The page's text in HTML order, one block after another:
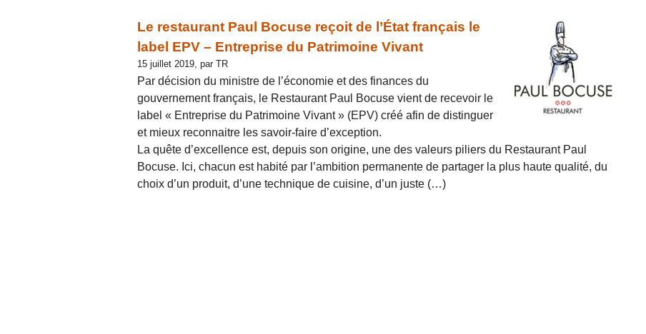
Le restaurant Paul Bocuse reçoit de l’État français le
label EPV – Entreprise du Patrimoine Vivant
15 juillet 2019, par TR
Par décision du ministre de l’économie et des finances du
gouvernement français, le Restaurant Paul Bocuse vient de recevoir le
label « Entreprise du Patrimoine Vivant » (EPV) créé afin de distinguer
et mieux reconnaitre les savoir-faire d’exception.
La quête d’excellence est, depuis son origine, une des valeurs piliers du Restaurant Paul
Bocuse. Ici, chacun est habité par l’ambition permanente de partager la plus haute qualité, du
choix d’un produit, d’une technique de cuisine, d’un juste (…)